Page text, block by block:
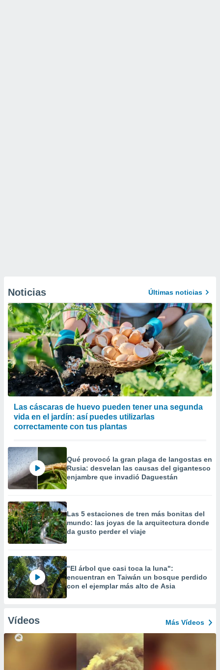
Noticias Últimas noticias
Las cáscaras de huevo pueden tener una segunda
vida en el jardín: así puedes utilizarlas
correctamente con tus plantas
Qué provocó la gran plaga de langostas en
Rusia: desvelan las causas del gigantesco
enjambre que invadió Daguestán
Las 5 estaciones de tren más bonitas del
mundo: las joyas de la arquitectura donde
da gusto perder el viaje
"El árbol que casi toca la luna":
encuentran en Taiwán un bosque perdido
con el ejemplar más alto de Asia
Vídeos Más Vídeos